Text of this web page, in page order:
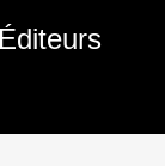
Éditeurs